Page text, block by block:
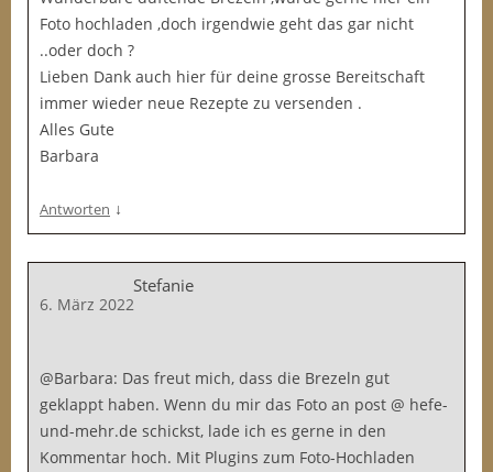
Foto hochladen ,doch irgendwie geht das gar nicht
..oder doch ?
Lieben Dank auch hier für deine grosse Bereitschaft
immer wieder neue Rezepte zu versenden .
Alles Gute
Barbara
Antworten ↓
Stefanie
6. März 2022
@Barbara: Das freut mich, dass die Brezeln gut
geklappt haben. Wenn du mir das Foto an post @ hefe-
und-mehr.de schickst, lade ich es gerne in den
Kommentar hoch. Mit Plugins zum Foto-Hochladen